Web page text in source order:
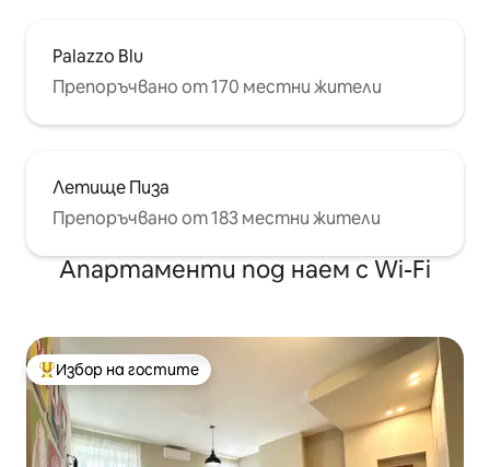
Palazzo Blu
Препоръчвано от 170 местни жители
Летище Пиза
Препоръчвано от 183 местни жители
Апартаменти под наем с Wi-Fi
Най-популярен избор на гостите
Избор на гостите